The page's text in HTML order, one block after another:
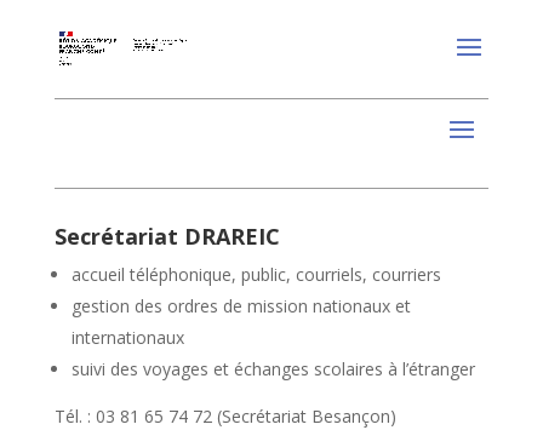
Secrétariat DRAREIC
accueil téléphonique, public, courriels, courriers
gestion des ordres de mission nationaux et
internationaux
suivi des voyages et échanges scolaires à l’étranger
Tél. : 03 81 65 74 72 (Secrétariat Besançon)